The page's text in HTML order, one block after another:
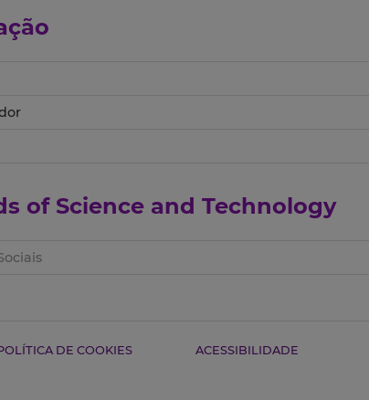
of Science and Technology
DE COOKIES ACESSIBILIDADE